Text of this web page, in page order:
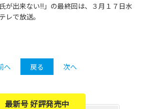
が出来ない!!」の最終回は、３月１７日水
レで放送。
へ 戻る 次へ
最新号 好評発売中